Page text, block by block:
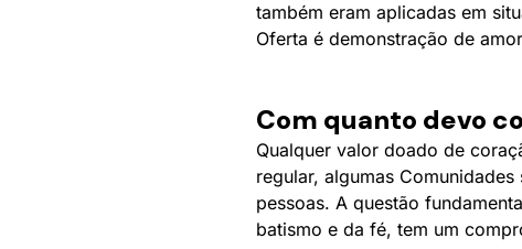
também eram aplicadas em
Oferta é demonstração de
Com quanto devo
Qualquer valor doado de
regular, algumas
pessoas. A questão
batismo e da fé, tem um